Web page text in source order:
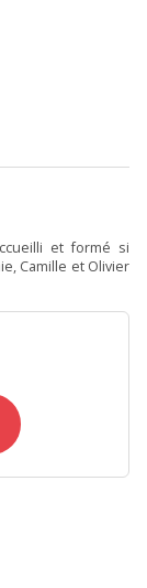
et formé si
Camille et Olivier